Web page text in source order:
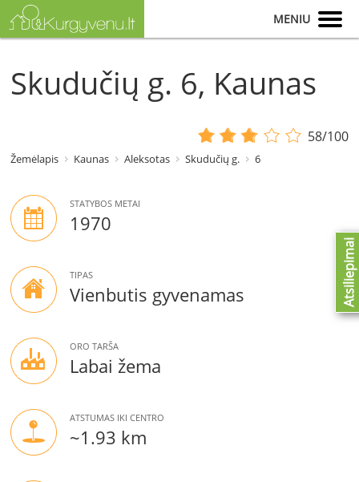
MENIU
Skudučių g. 6, Kaunas
58/100
Žemėlapis Kaunas Aleksotas Skudučių g. 6
STATYBOS METAI
1970
TIPAS
Vienbutis gyvenamas
ORO TARŠA
Labai žema
ATSTUMAS IKI CENTRO
~1.93 km
Atsiliepimai